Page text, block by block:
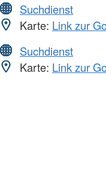
Suchdienst
Karte: Link zur
Suchdienst
Karte: Link zur